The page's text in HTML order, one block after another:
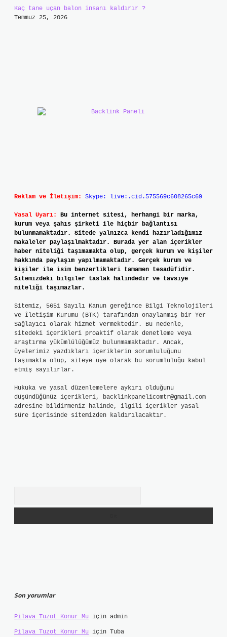
Kaç tane uçan balon insanı kaldırır ?
Temmuz 25, 2026
Reklam ve İletişim: Skype: live:.cid.575569c608265c69
Yasal Uyarı:
Bu internet sitesi, herhangi bir marka,
kurum veya şahıs şirketi ile hiçbir bağlantısı
bulunmamaktadır. Sitede yalnızca kendi hazırladığımız
makaleler paylaşılmaktadır. Burada yer alan içerikler
haber niteliği taşımamakta olup, gerçek kurum ve kişiler
hakkında paylaşım yapılmamaktadır. Gerçek kurum ve
kişiler ile isim benzerlikleri tamamen tesadüfidir.
Sitemizdeki bilgiler taslak halindedir ve tavsiye
niteliği taşımazlar.
Sitemiz, 5651 Sayılı Kanun gereğince Bilgi Teknolojileri
ve İletişim Kurumu (BTK) tarafından onaylanmış bir Yer
Sağlayıcı olarak hizmet vermektedir. Bu nedenle,
sitedeki içerikleri proaktif olarak denetleme veya
araştırma yükümlülüğümüz bulunmamaktadır. Ancak,
üyelerimiz yazdıkları içeriklerin sorumluluğunu
taşımakta olup, siteye üye olarak bu sorumluluğu kabul
etmiş sayılırlar.
Hukuka ve yasal düzenlemelere aykırı olduğunu
düşündüğünüz içerikleri, backlinkpanelicomtr@gmail.com
adresine bildirmeniz halinde, ilgili içerikler yasal
süre içerisinde sitemizden kaldırılacaktır.
Son yorumlar
Pilava Tuzot Konur Mu için admin
Pilava Tuzot Konur Mu için Tuba